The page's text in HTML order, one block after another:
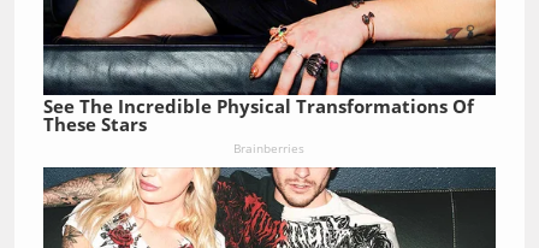
See The Incredible Physical Transformations Of
These Stars
Brainberries